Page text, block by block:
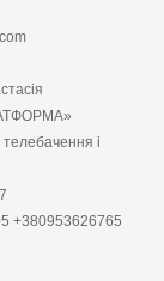
і
+380953626765